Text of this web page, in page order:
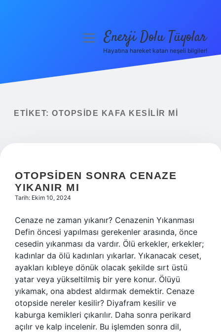
Yasal Uyarı
menüyüEnerji Dolu Tüyolar
Hayatına hareket katan neşeli bilgiler!
ETIKET: OTOPSIDE KAFA KESILIR MI
OTOPSIDEN SONRA CENAZE
YIKANIR MI
Tarih: Ekim 10, 2024
Cenaze ne zaman yıkanır? Cenazenin Yıkanması
Defin öncesi yapılması gerekenler arasında, önce
cesedin yıkanması da vardır. Ölü erkekler, erkekler;
kadınlar da ölü kadınları yıkarlar. Yıkanacak ceset,
ayakları kıbleye dönük olacak şekilde sırt üstü
yatar veya yükseltilmiş bir yere konur. Ölüyü
yıkamak, ona abdest aldırmak demektir. Cenaze
otopside nereler kesilir? Diyafram kesilir ve
kaburga kemikleri çıkarılır. Daha sonra perikard
açılır ve kalp incelenir. Bu işlemden sonra dil,